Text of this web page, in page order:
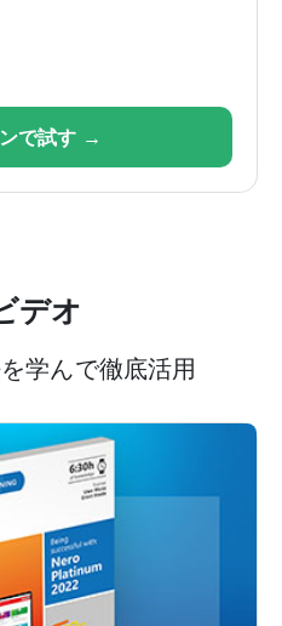
で試す →
デオ
学んで徹底活用